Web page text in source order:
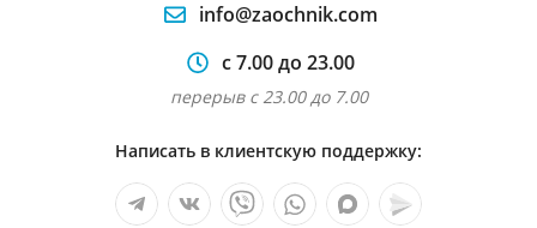
info@zaochnik.com
с 7.00 до 23.00
перерыв с 23.00 до 7.00
Написать в клиентскую поддержку: